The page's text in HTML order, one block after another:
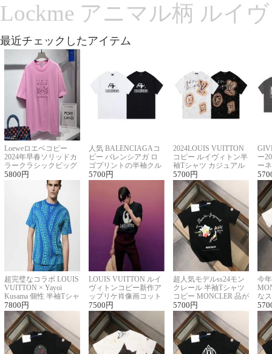
Lockme アニマル柄 ルイ
最近チェックしたアイテム
Loeweロエベコピー
2024年早春ソリッドカ
ラークラシックビッグ
ロゴ刺繍Tシャツ
5800 円
人気 BALENCIAGAコ
ピー バレンシアガ ロ
ゴプリントの半袖クル
ーネックTシャツ
5700 円
2024LOUIS VUITTON
コピー ルイヴィトン半
袖Tシャツ カジュアル
に馴染む 2色展開
5700 円
ー
ー
ー
超完璧なコラボ LOUIS
VUITTON × Yayoi
Kusama 個性 半袖Tシャ
ツコピー男女兼用
7800 円
LOUIS VUITTON ルイ
ヴィトンコピー新作ア
ップリケ肖像画コット
ンニット半袖Tシャツ
7500 円
超人気モデルss24モン
クレール 半袖Tシャツ
コピー MONCLER 品が
良く見た目
5700 円
今
な
ル